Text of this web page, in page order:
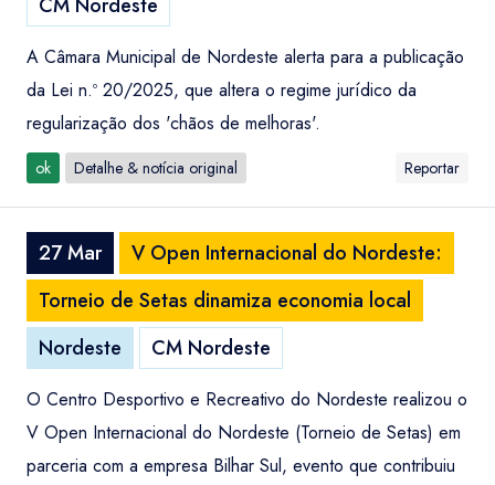
A Câmara Municipal de Nordeste alerta para a publicação
da Lei n.º 20/2025, que altera o regime jurídico da
regularização dos 'chãos de melhoras'.
ok Detalhe & notícia original Reportar
27 Mar
V Open Internacional do Nordeste:
Torneio de Setas dinamiza economia local
Nordeste
CM Nordeste
O Centro Desportivo e Recreativo do Nordeste realizou o
V Open Internacional do Nordeste (Torneio de Setas) em
parceria com a empresa Bilhar Sul, evento que contribuiu